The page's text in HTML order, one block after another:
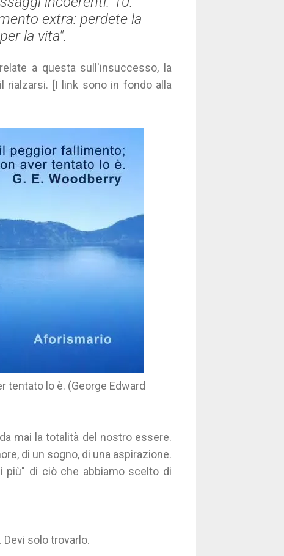
extra: perdete la
la vita".
a questa sull'insuccesso, la
rialzarsi. [I link sono in fondo alla
tentato lo è. (George Edward
mai la totalità del nostro essere.
di un sogno, di una aspirazione.
più" di ciò che abbiamo scelto di
solo trovarlo.